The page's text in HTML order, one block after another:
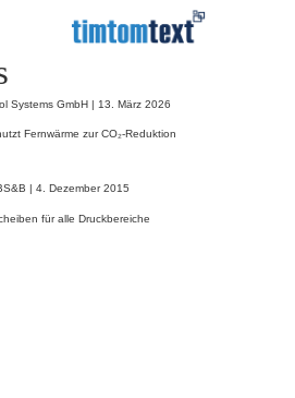
Systems GmbH | 13. März 2026
Fernwärme zur CO₂-Reduktion
| 4. Dezember 2015
für alle Druckbereiche